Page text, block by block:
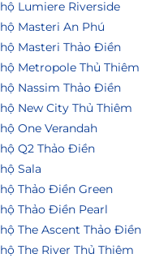
Lumiere Riverside
Masteri An Phú
Masteri Thảo Điền
Metropole Thủ Thiêm
Nassim Thảo Điền
New City Thủ Thiêm
One Verandah
Q2 Thảo Điền
Sala
Thảo Điền Green
Thảo Điền Pearl
The Ascent Thảo Điền
The River Thủ Thiêm